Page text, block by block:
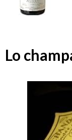
Lo